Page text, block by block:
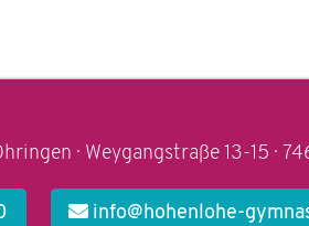
· Weygangstraße 13-15 ·
info@hohenlohe-